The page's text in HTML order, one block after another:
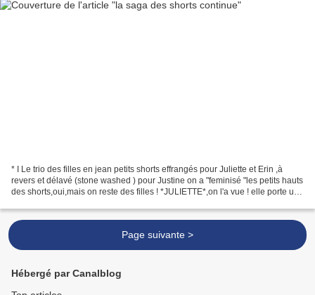
* I Le trio des filles en jean petits shorts effrangés pour Juliette et Erin ,à
revers et délavé (stone washed ) pour Justine on a "feminisé "les petits hauts
des shorts,oui,mais on reste des filles ! *JULIETTE*,on l'a vue ! elle porte un
Page suivante >
Hébergé par Canalblog